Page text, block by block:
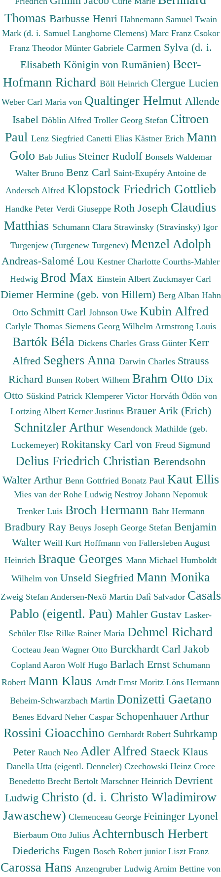
Thomas Barbusse Henri Hahnemann Samuel Twain
Mark (d. i. Samuel Langhorne Clemens) Marc Franz Csokor
Franz Theodor Münter Gabriele Carmen Sylva (d. i.
Elisabeth Königin von Rumänien) Beer-
Hofmann Richard Böll Heinrich Clergue Lucien
Weber Carl Maria von Qualtinger Helmut Allende
Isabel Döblin Alfred Troller Georg Stefan Citroen
Paul Lenz Siegfried Canetti Elias Kästner Erich Mann
Golo Bab Julius Steiner Rudolf Bonsels Waldemar
Walter Bruno Benz Carl Saint-Exupéry Antoine de
Andersch Alfred Klopstock Friedrich Gottlieb
Handke Peter Verdi Giuseppe Roth Joseph Claudius
Matthias Schumann Clara Strawinsky (Stravinsky) Igor
Turgenjew (Turgenew Turgenev) Menzel Adolph
Andreas-Salomé Lou Kestner Charlotte Courths-Mahler
Hedwig Brod Max Einstein Albert Zuckmayer Carl
Diemer Hermine (geb. von Hillern) Berg Alban Hahn
Otto Schmitt Carl Johnson Uwe Kubin Alfred
Carlyle Thomas Siemens Georg Wilhelm Armstrong Louis
Bartók Béla Dickens Charles Grass Günter Kerr
Alfred Seghers Anna Darwin Charles Strauss
Richard Bunsen Robert Wilhem Brahm Otto Dix
Otto Süskind Patrick Klemperer Victor Horváth Ödön von
Lortzing Albert Kerner Justinus Brauer Arik (Erich)
Schnitzler Arthur Wesendonck Mathilde (geb.
Luckemeyer) Rokitansky Carl von Freud Sigmund
Delius Friedrich Christian Berendsohn
Walter Arthur Benn Gottfried Bonatz Paul Kaut Ellis
Mies van der Rohe Ludwig Nestroy Johann Nepomuk
Trenker Luis Broch Hermann Bahr Hermann
Bradbury Ray Beuys Joseph George Stefan Benjamin
Walter Weill Kurt Hoffmann von Fallersleben August
Heinrich Braque Georges Mann Michael Humboldt
Wilhelm von Unseld Siegfried Mann Monika
Zweig Stefan Andersen-Nexö Martin Dalì Salvador Casals
Pablo (eigentl. Pau) Mahler Gustav Lasker-
Schüler Else Rilke Rainer Maria Dehmel Richard
Cocteau Jean Wagner Otto Burckhardt Carl Jakob
Copland Aaron Wolf Hugo Barlach Ernst Schumann
Robert Mann Klaus Arndt Ernst Moritz Löns Hermann
Beheim-Schwarzbach Martin Donizetti Gaetano
Benes Edvard Neher Caspar Schopenhauer Arthur
Rossini Gioacchino Gernhardt Robert Suhrkamp
Peter Rauch Neo Adler Alfred Staeck Klaus
Danella Utta (eigentl. Denneler) Czechowski Heinz Croce
Benedetto Brecht Bertolt Marschner Heinrich Devrient
Ludwig Christo (d. i. Christo Wladimirow
Jawaschew) Clemenceau George Feininger Lyonel
Bierbaum Otto Julius Achternbusch Herbert
Diederichs Eugen Bosch Robert junior Liszt Franz
Carossa Hans Anzengruber Ludwig Arnim Bettine von